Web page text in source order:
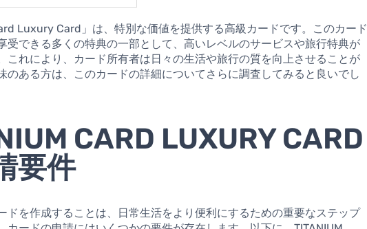
Luxury Card」は、特別な価値を提供する高級カードです。このカード
受できる多くの特典の一部として、高いレベルのサービスや旅行特典が
これにより、カード所有者は日々の生活や旅行の質を向上させることが
のある方は、このカードの詳細についてさらに調査してみると良いでし
CARD LUXURY CARD
要件
ドを作成することは、日常生活をより便利にするための重要なステップ